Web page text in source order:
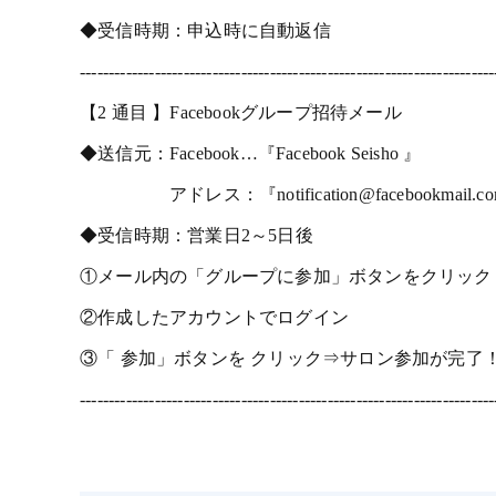
◆受信時期：申込時に自動返信
【2 通目 】Facebookグループ招待メール
◆送信元：Facebook…『Facebook Seisho 』
アドレス：『
◆受信時期：営業日2～5日後
①メール内の「グループに参加」ボタンをクリック
②作成したアカウントでログイン
③「 参加」ボタンを クリック⇒サロン参加が完了！